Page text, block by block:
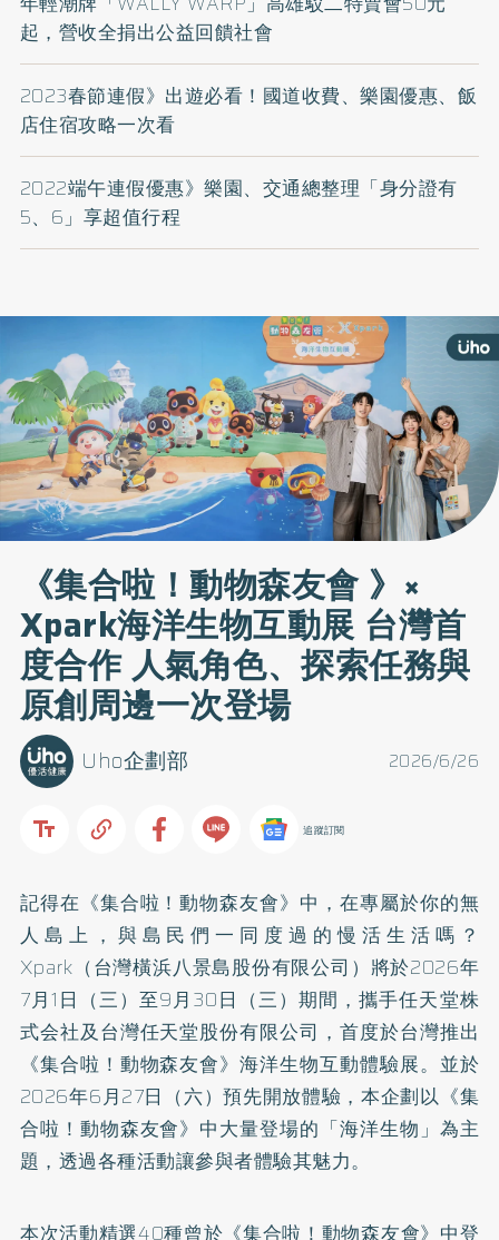
起，營收全捐出公益回饋社會
2023春節連假》出遊必看！國道收費、樂園優惠、飯
店住宿攻略一次看
2022端午連假優惠》樂園、交通總整理「身分證有
5、6」享超值行程
《集合啦！動物森友會 》×
Xpark海洋生物互動展 台灣首
度合作 人氣角色、探索任務與
原創周邊一次登場
2026/6/26
Uho企劃部
追蹤訂閱
記得在《集合啦！動物森友會》中，在專屬於你的無
人島上，與島民們一同度過的慢活生活嗎？
Xpark（台灣橫浜八景島股份有限公司）將於2026年
7月1日（三）至9月30日（三）期間，攜手任天堂株
式会社及台灣任天堂股份有限公司，首度於台灣推出
《集合啦！動物森友會》海洋生物互動體驗展。並於
2026年6月27日（六）預先開放體驗，本企劃以《集
合啦！動物森友會》中大量登場的「海洋生物」為主
題，透過各種活動讓參與者體驗其魅力。
本次活動精選40種曾於《集合啦！動物森友會》中登